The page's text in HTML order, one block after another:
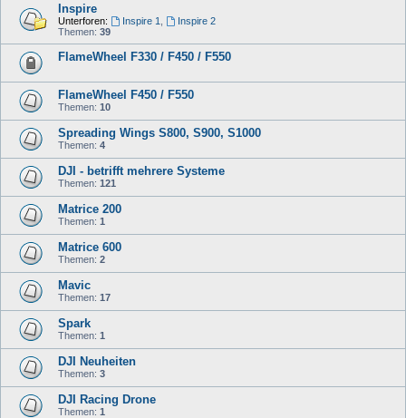
Inspire
Unterforen: Inspire 1
Inspire 2
Themen: 39
FlameWheel F330 / F450 / F550
FlameWheel F450 / F550
Themen: 10
Spreading Wings S800, S900, S1000
Themen: 4
DJI - betrifft mehrere Systeme
Themen: 121
Matrice 200
Themen: 1
Matrice 600
Themen: 2
Mavic
Themen: 17
Spark
Themen: 1
DJI Neuheiten
Themen: 3
DJI Racing Drone
Themen: 1